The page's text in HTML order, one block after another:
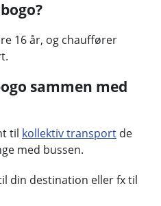
16 år, og chauffører
sammen med
til kollektiv transport de
med bussen.
din destination eller fx til